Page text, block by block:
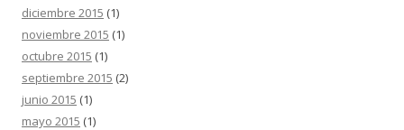
diciembre 2015 (1)
noviembre 2015 (1)
octubre 2015 (1)
septiembre 2015 (2)
junio 2015 (1)
mayo 2015 (1)